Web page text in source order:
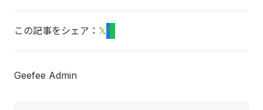
この記事をシェア： 𝕏fL
Geefee Admin